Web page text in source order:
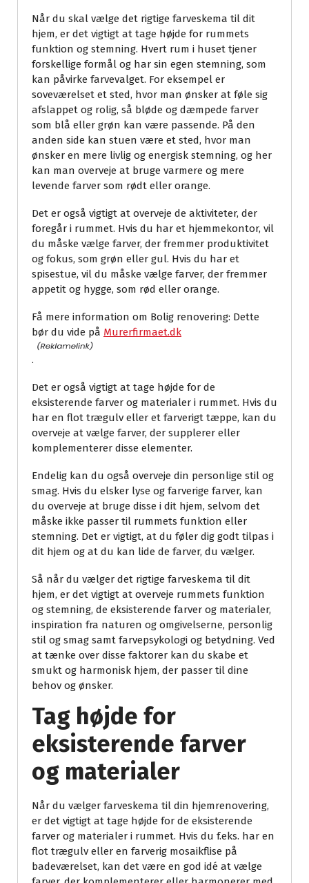
Når du skal vælge det rigtige farveskema til dit
hjem, er det vigtigt at tage højde for rummets
funktion og stemning. Hvert rum i huset tjener
forskellige formål og har sin egen stemning, som
kan påvirke farvevalget. For eksempel er
soveværelset et sted, hvor man ønsker at føle sig
afslappet og rolig, så bløde og dæmpede farver
som blå eller grøn kan være passende. På den
anden side kan stuen være et sted, hvor man
ønsker en mere livlig og energisk stemning, og her
kan man overveje at bruge varmere og mere
levende farver som rødt eller orange.
Det er også vigtigt at overveje de aktiviteter, der
foregår i rummet. Hvis du har et hjemmekontor, vil
du måske vælge farver, der fremmer produktivitet
og fokus, som grøn eller gul. Hvis du har et
spisestue, vil du måske vælge farver, der fremmer
appetit og hygge, som rød eller orange.
Få mere information om Bolig renovering: Dette
bør du vide på Murerfirmaet.dk
.
Det er også vigtigt at tage højde for de
eksisterende farver og materialer i rummet. Hvis du
har en flot trægulv eller et farverigt tæppe, kan du
overveje at vælge farver, der supplerer eller
komplementerer disse elementer.
Endelig kan du også overveje din personlige stil og
smag. Hvis du elsker lyse og farverige farver, kan
du overveje at bruge disse i dit hjem, selvom det
måske ikke passer til rummets funktion eller
stemning. Det er vigtigt, at du føler dig godt tilpas i
dit hjem og at du kan lide de farver, du vælger.
Så når du vælger det rigtige farveskema til dit
hjem, er det vigtigt at overveje rummets funktion
og stemning, de eksisterende farver og materialer,
inspiration fra naturen og omgivelserne, personlig
stil og smag samt farvepsykologi og betydning. Ved
at tænke over disse faktorer kan du skabe et
smukt og harmonisk hjem, der passer til dine
behov og ønsker.
Tag højde for
eksisterende farver
og materialer
Når du vælger farveskema til din hjemrenovering,
er det vigtigt at tage højde for de eksisterende
farver og materialer i rummet. Hvis du f.eks. har en
flot trægulv eller en farverig mosaikflise på
badeværelset, kan det være en god idé at vælge